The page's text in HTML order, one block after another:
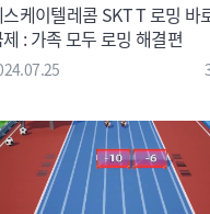
스케이텔레콤 SKT T 로밍 바
: 가족 모두 로밍 해결편